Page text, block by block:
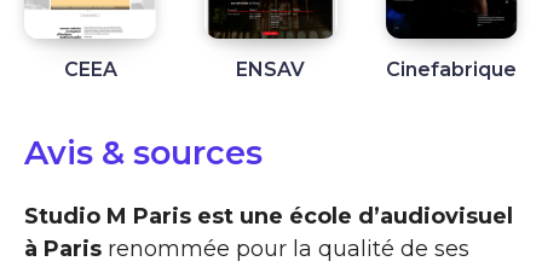
CEEA ENSAV Cinefabrique
Avis & sources
Studio M Paris est une école d’audiovisuel
à Paris renommée pour la qualité de ses